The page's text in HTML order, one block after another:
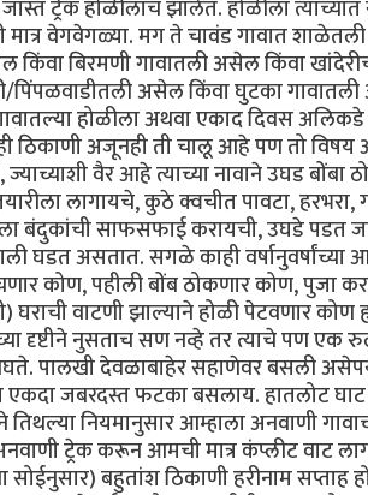
ट्रेक होळीलाच झालेत. होळीला
वेगवेगळ्या. मग ते चावंड गावात
बिरमणी गावातली असेल किंवा
असेल किंवा घुटका
होळीला अथवा एकाद दिवस
ठिकाणी अजूनही ती चालू आहे पण तो
वैर आहे त्याच्या नावाने उघड बोंबा
लागायचे, कुठे क्वचीत पावटा, हरभरा,
बंदुकांची साफसफाई करायची, उघडे पडत
घडत असतात. सगळे काही
कोण, पहीली बोंब ठोकणार कोण, पुजा
वाटणी झाल्याने होळी पेटवणार कोण
दृष्टीने नुसताच सण नव्हे तर त्याचे पण
पालखी देवळाबाहेर सहाणेवर बसली
एकदा जबरदस्त फटका बसलाय. हातलोट
नियमानुसार आम्हाला अनवाणी
ट्रेक करून आमची मात्र कंप्लीट वाट
सोईनुसार) बहुतांश ठिकाणी हरीनाम सप्ताह